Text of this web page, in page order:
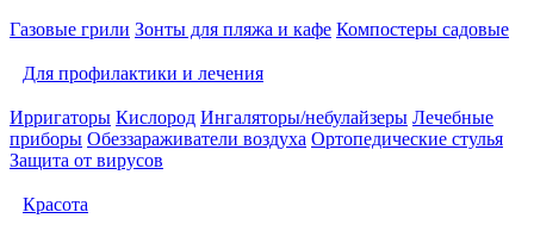
Газовые грили Зонты для пляжа и кафе Компостеры садовые
Для профилактики и лечения
Ирригаторы Кислород Ингаляторы/небулайзеры Лечебные
приборы Обеззараживатели воздуха Ортопедические стулья
Защита от вирусов
Красота